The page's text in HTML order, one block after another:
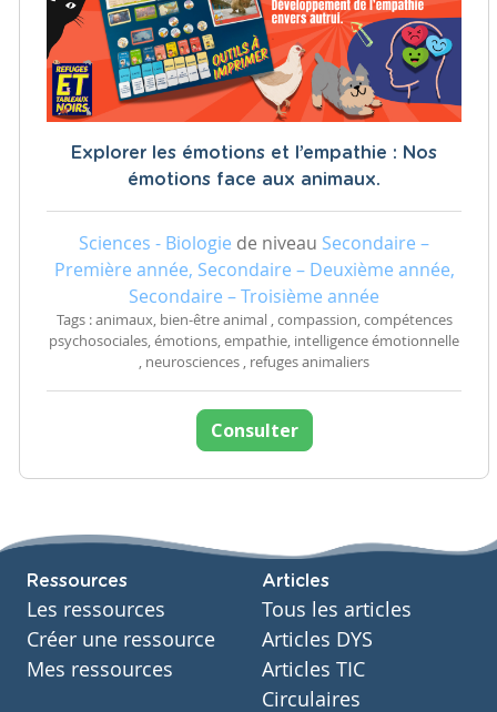
Explorer les émotions et l’empathie : Nos
émotions face aux animaux.
Sciences - Biologie de niveau Secondaire –
Première année, Secondaire – Deuxième année,
Secondaire – Troisième année
Tags : animaux, bien-être animal , compassion, compétences
psychosociales, émotions, empathie, intelligence émotionnelle
, neurosciences , refuges animaliers
Consulter
Ressources
Les ressources
Créer une ressource
Mes ressources
Articles
Tous les articles
Articles DYS
Articles TIC
Circulaires